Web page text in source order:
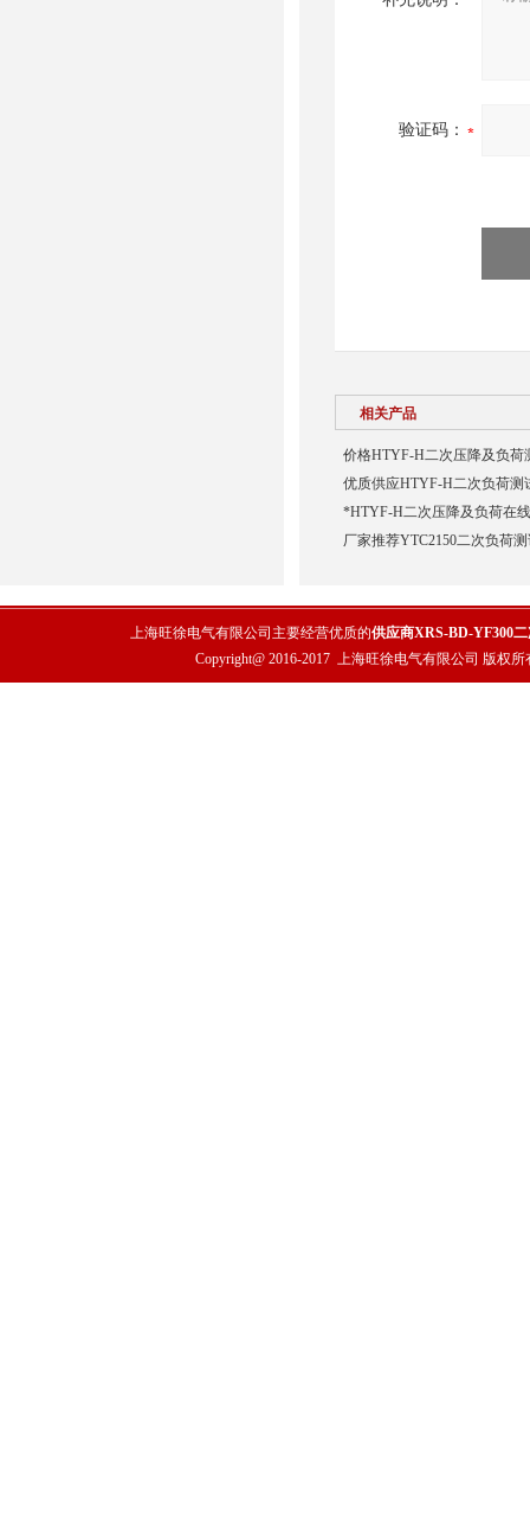
验证码：
相关产品
价格HTYF-H二次压降及负荷
优质供应HTYF-H二次负荷测
*HTYF-H二次压降及负荷在
厂家推荐YTC2150二次负荷
上海旺徐电气有限公司主要经营优质的供应商XRS-BD-YF300
Copyright@ 2016-2017 上海旺徐电气有限公司 版权